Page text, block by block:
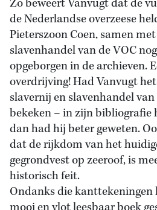
Zo beweert Vanvugt dat de
de Nederlandse overzeese
Pieterszoon Coen, samen
slavenhandel van de VOC
opgeborgen in de archieven.
overdrijving! Had Vanvugt
slavernij en slavenhandel
bekeken – in zijn bibliografie
dan had hij beter geweten.
dat de rijkdom van het
gegrondvest op zeeroof, is
historisch feit.
Ondanks die kanttekeningen